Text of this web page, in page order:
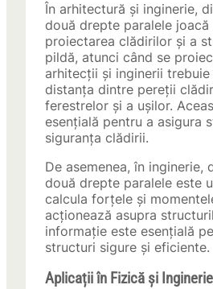
În arhitectură și inginerie,
două drepte paralele
proiectarea clădirilor și a
pildă, atunci când se
arhitecții și inginerii
distanța dintre pereții
ferestrelor și a ușilor.
esențială pentru a asigura
siguranța clădirii.
De asemenea, în inginerie,
două drepte paralele este
calcula forțele și
acționează asupra
informație este esențială
structuri sigure și eficiente.
Aplicații în Fizică și Inginerie